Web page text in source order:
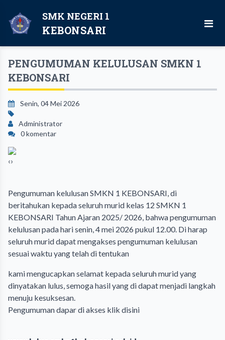
SMK NEGERI 1
KEBONSARI
PENGUMUMAN KELULUSAN SMKN 1
KEBONSARI
Senin, 04 Mei 2026
Administrator
0 komentar
‹›
Pengumuman kelulusan SMKN 1 KEBONSARI, di
beritahukan kepada seluruh murid kelas 12 SMKN 1
KEBONSARI Tahun Ajaran 2025/ 2026, bahwa pengumuman
kelulusan pada hari senin, 4 mei 2026 pukul 12.00. Di harap
seluruh murid dapat mengakses pengumuman kelulusan
sesuai waktu yang telah di tentukan
kami mengucapkan selamat kepada seluruh murid yang
dinyatakan lulus, semoga hasil yang di dapat menjadi langkah
menuju kesuksesan.
Pengumuman dapar di akses klik disini